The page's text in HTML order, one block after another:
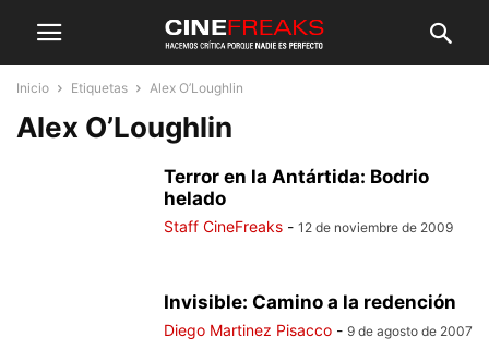
Inicio Etiquetas Alex O’Loughlin
Alex O’Loughlin
Terror en la Antártida: Bodrio
helado
Staff CineFreaks - 12 de noviembre de 2009
Invisible: Camino a la redención
Diego Martinez Pisacco - 9 de agosto de 2007